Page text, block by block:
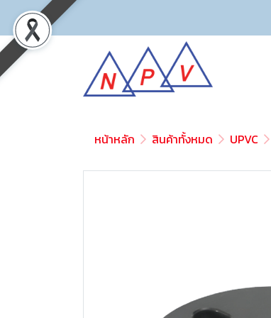
หน้าหลัก สินค้าทั้งหมด UPVC